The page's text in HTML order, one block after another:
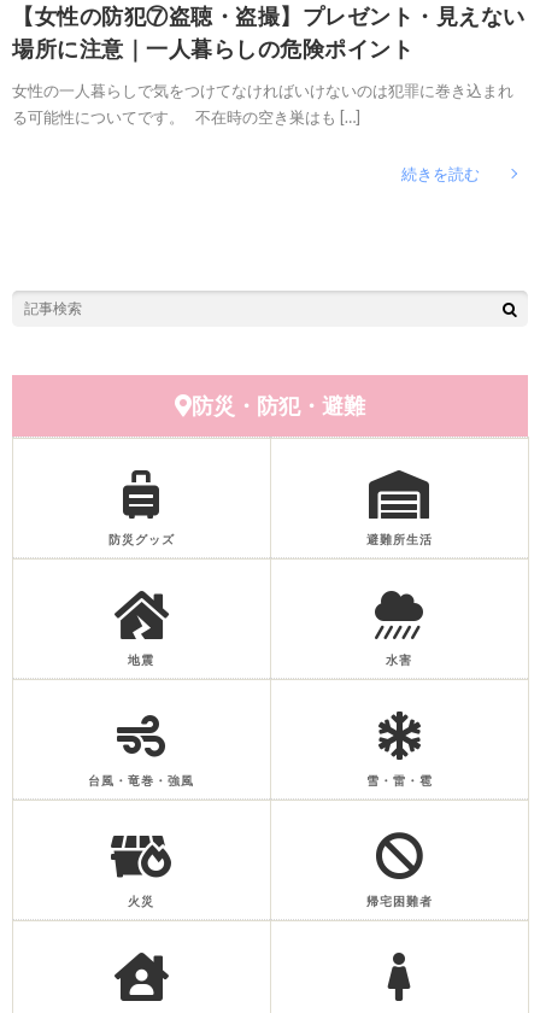
【女性の防犯⑦盗聴・盗撮】プレゼント・見えない
場所に注意｜一人暮らしの危険ポイント
女性の一人暮らしで気をつけてなければいけないのは犯罪に巻き込まれ
る可能性についてです。 不在時の空き巣はも […]
続きを読む
防災・防犯・避難
防災グッズ 避難所生活
地震 水害
台風・竜巻・強風 雪・雷・雹
火災 帰宅困難者